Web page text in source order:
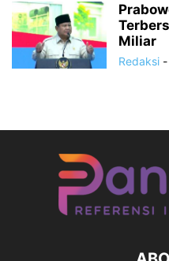
Miliar
Redaksi -